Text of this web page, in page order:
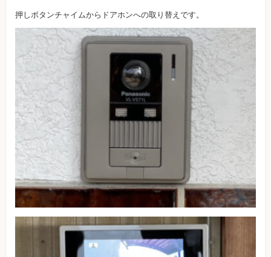
押しボタンチャイムからドアホンへの取り替えです。